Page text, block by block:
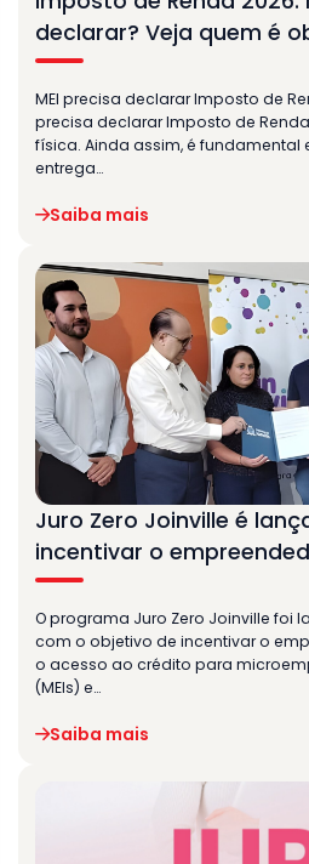
declarar? Veja quem é
MEI precisa declarar Imposto de
precisa declarar Imposto de
física. Ainda assim, é fundamental
entrega…
Saiba mais
Juro Zero Joinville é
incentivar o
O programa Juro Zero Joinville foi
com o objetivo de incentivar o
o acesso ao crédito para
(MEIs) e…
Saiba mais